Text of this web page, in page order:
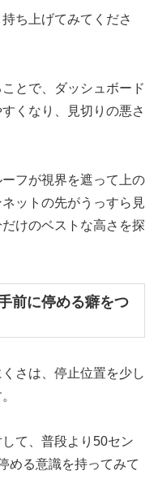
ち上げてみてくださ
とで、ダッシュボード
くなり、見切りの悪さ
フが視界を遮って上の
ットの先がうっすら見
けのベストな高さを探
前に停める癖をつ
さは、停止位置を少し
て、普段より50セン
める意識を持ってみて